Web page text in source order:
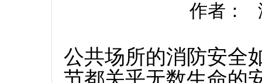
作者：
公共场所的消防安全